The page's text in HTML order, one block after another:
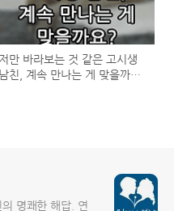
저만 바라보는 것 같은 고시생
남친, 계속 만나는 게 맞을까
명쾌한 해답. 연